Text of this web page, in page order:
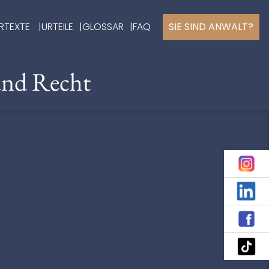
URTEILE GLOSSAR FAQ SIE SIND ANWALT?
Recht